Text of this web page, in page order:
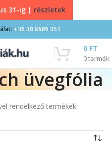
+36 30 8686 351
0termék
0 FT
üvegfólia
rendelkező termékek
31-ig | részletek